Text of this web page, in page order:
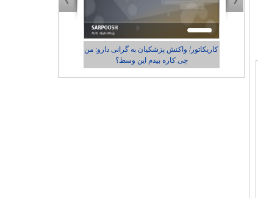
کاریکاتور/ واکنش پزشکیان به گرانی دارو: من
چی کاره بیدم این وسط؟